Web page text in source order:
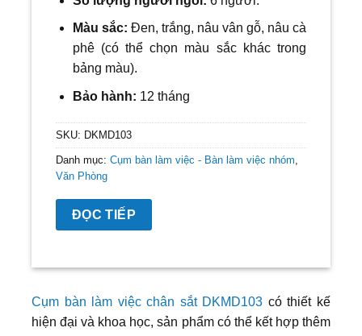
Màu sắc: Đen, trắng, nâu vân gỗ, nâu cà
phê(có thể chọn màu sắc khác trong
bảng màu).
Bảo hành: 12 tháng
SKU: DKMD103
Danh mục: Cụm bàn làm việc - Bàn làm việc nhóm,
Văn Phòng
ĐỌC TIẾP
Cụm bàn làm việc chân sắt DKMD103 có thiết kế
hiện đại và khoa học, sản phẩm có thể kết hợp thêm